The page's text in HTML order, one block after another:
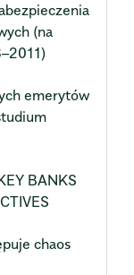
(na
emerytów
BANKS
chaos